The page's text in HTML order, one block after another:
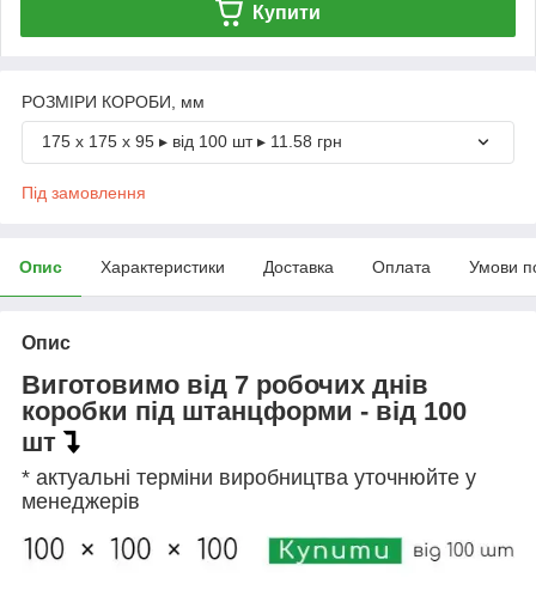
Купити
РОЗМІРИ КОРОБИ, мм
175 х 175 х 95 ▸ від 100 шт ▸ 11.58 грн
Під замовлення
Опис Характеристики Доставка Оплата Умови
Опис
Виготовимо від 7 робочих днів
коробки під штанцформи - від 100
шт
* актуальні терміни виробництва уточнюйте у
менеджерів